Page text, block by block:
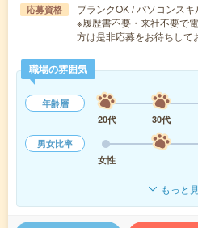
応募資格
ブランクOK / パソコンス
※履歴書不要・来社不要で
方は是非応募をお待ちし
職場の雰囲気
年齢層
20代
30代
男女比率
女性
もっと